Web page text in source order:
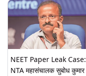
व्हायरल
NEET Paper Leak Case:
NTA महासंचालक सुबोध कुमार